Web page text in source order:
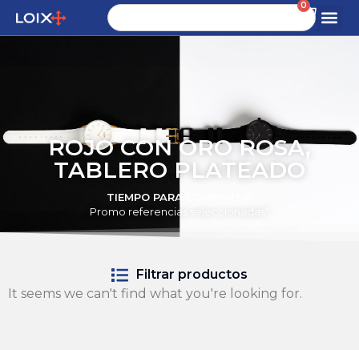
0
ROJO CON ORO ROSA,
TABLERO PLATEADO
TIEMPO PARA COMPARTIR
Promo referencias seleccionadas*
Filtrar productos
It seems we can't find what you're looking for.